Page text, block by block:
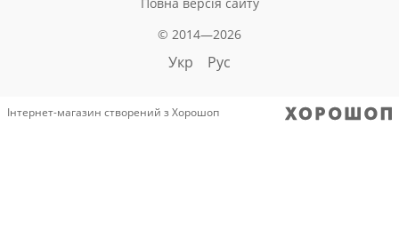
© 2014—2026
Укр Рус
Інтернет-магазин створений з Хорошоп